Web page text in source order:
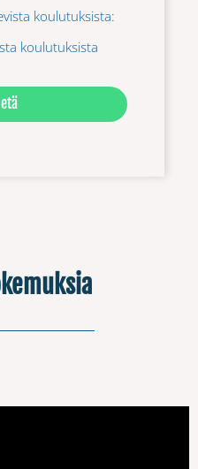
koulutuksista:
koulutuksista